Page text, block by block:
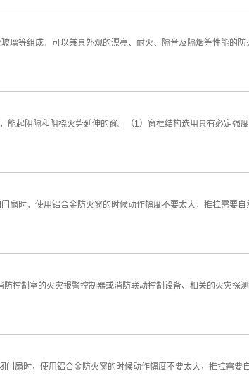
璃等组成，可以兼具外观的漂亮、耐火、隔音及隔烟等性能的
起阻隔和阻挠火势延伸的窗。（1）窗框结构选用具有必定强
扇时，使用铝合金防火窗的时候动作幅度不要太大，推拉需要
控制室的火灾报警控制器或消防联动控制设备、相关的火灾
扇时，使用铝合金防火窗的时候动作幅度不要太大，推拉需